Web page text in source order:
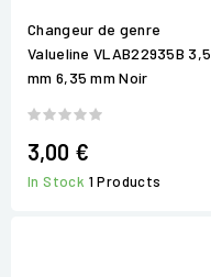
Changeur de genre
Valueline VLAB22935B 3,5
mm 6,35 mm Noir
3,00 €
In Stock 1 Products